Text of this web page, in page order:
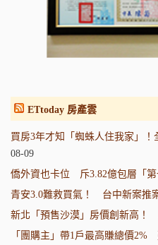
ETtoday 房產雲
買房3年才知「蜘蛛人住我家」
08-09
僑外資也卡位 斥3.82億包層「第
青安3.0難救買氣！ 台中新案推
新北「預售沙漠」房價創新高！
「團購主」帶1戶最高賺總價2%